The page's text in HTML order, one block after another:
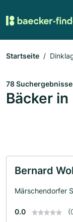
Startseite
78
Bäcker
Bernard
Märschendorfer
0.0